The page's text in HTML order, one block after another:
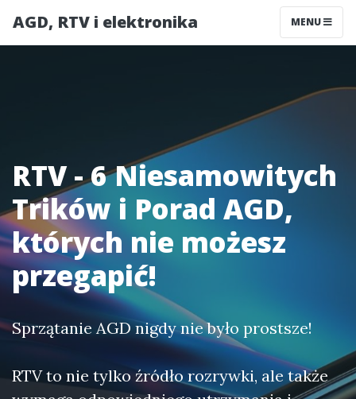
AGD, RTV i elektronika MENU
RTV - 6 Niesamowitych
Trików i Porad AGD,
których nie możesz
przegapić!
Sprzątanie AGD nigdy nie było prostsze!
RTV to nie tylko źródło rozrywki, ale także